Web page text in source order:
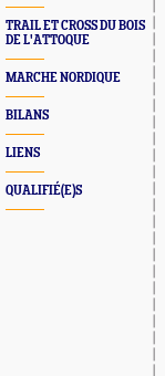
TRAIL ET CROSS DU BOIS
DE L'ATTOQUE
MARCHE NORDIQUE
BILANS
LIENS
QUALIFIÉ(E)S